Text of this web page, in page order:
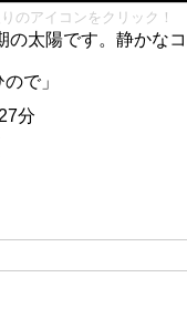
のアイコンをクリック！
の太陽です。静かなコ
ので」
分